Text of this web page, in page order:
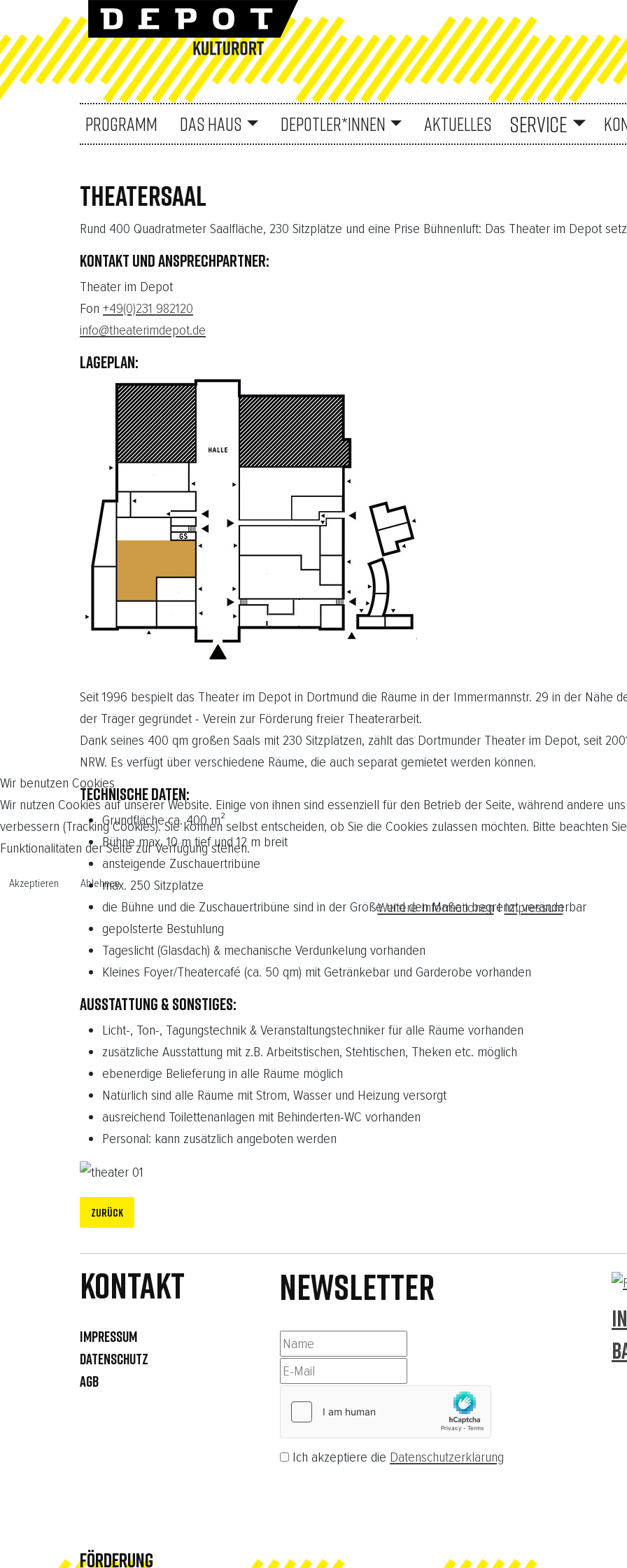
PROGRAMM DAS HAUS DEPOTLER*INNEN AKTUELLES SERVICE
THEATERSAAL
Rund 400 Quadratmeter Saalfläche, 230 Sitzplätze und eine Prise Bühnenluft: Das Theater im Depot
KONTAKT UND ANSPRECHPARTNER:
Theater im Depot
Fon +49(0)231 982120
info@theaterimdepot.de
LAGEPLAN:
Seit 1996 bespielt das Theater im Depot in Dortmund die Räume in der Immermannstr. 29 in der Nähe
der Träger gegründet - Verein zur Förderung freier Theaterarbeit.
Dank seines 400 qm großen Saals mit 230 Sitzplätzen, zählt das Dortmunder Theater im Depot, seit
NRW. Es verfügt über verschiedene Räume, die auch separat gemietet werden können.
TECHNISCHE DATEN:
Grundfläche ca. 400 m²
Bühne max. 10 m tief und 12 m breit
ansteigende Zuschauertribüne
max. 250 Sitzplätze
die Bühne und die Zuschauertribüne sind in der Größe und den Maßen begrenzt veränderbar
gepolsterte Bestuhlung
Tageslicht (Glasdach) & mechanische Verdunkelung vorhanden
Kleines Foyer/Theatercafé (ca. 50 qm) mit Getränkebar und Garderobe vorhanden
AUSSTATTUNG & SONSTIGES:
Licht-, Ton-, Tagungstechnik & Veranstaltungstechniker für alle Räume vorhanden
zusätzliche Ausstattung mit z.B. Arbeitstischen, Stehtischen, Theken etc. möglich
ebenerdige Belieferung in alle Räume möglich
Natürlich sind alle Räume mit Strom, Wasser und Heizung versorgt
ausreichend Toilettenanlagen mit Behinderten-WC vorhanden
Personal: kann zusätzlich angeboten werden
Previous
Vorheriger Beitrag: Parzelle
Zurück
Kontakt
IMPRESSUM
DATENSCHUTZ
AGB
NEWSLETTER
Ich akzeptiere die Datenschutzerklärung
FÖRDERUNG
Wir benutzen Cookies
Wir nutzen Cookies auf unserer Website. Einige von ihnen sind essenziell für den Betrieb der Seite, während andere
verbessern (Tracking Cookies). Sie können selbst entscheiden, ob Sie die Cookies zulassen möchten. Bitte beachten
Funktionalitäten der Seite zur Verfügung stehen.
Akzeptieren Ablehnen
Weitere Informationen|Impressum